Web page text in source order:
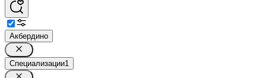
Акбердино
Специализации1